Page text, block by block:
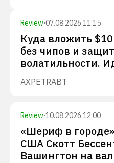
Review·07.08.2026 11:15
Куда вложить
без чипов и
волатильности.
AXPETRABT
Review·10.08.2026 12:00
«Шериф в
США Скотт
Вашингтон на